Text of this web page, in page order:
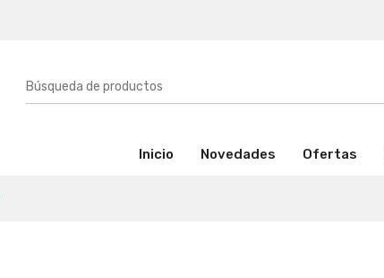
Inicio (activo)Novedades Ofertas